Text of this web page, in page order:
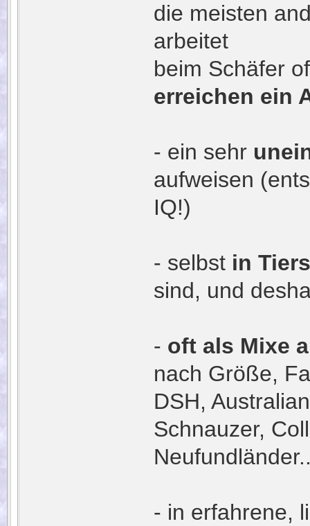
die meisten
arbeitet
beim Schäfer
erreichen ein
- ein sehr
aufweisen
IQ!)
- selbst in
sind, und
- oft als Mixe
nach Größe,
DSH,
Schnauzer,
- in erfahrene,